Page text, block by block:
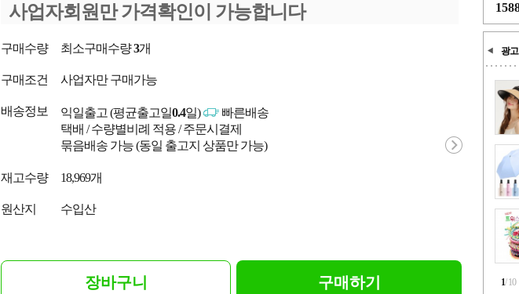
광고
1/10
사업자회원만 가격확인이 가능합니다
구매수량 최소구매수량3개
구매조건 사업자만 구매가능
배송정보 익일출고 (평균출고일0.4일)
빠른배송
택배 / 수량별비례 적용 / 주문시결제
묶음배송 가능 (동일 출고지 상품만 가능)
재고수량 18,969개
원산지 수입산
장바구니 구매하기